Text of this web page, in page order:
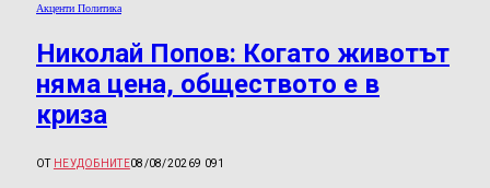
Акценти Политика
Николай Попов: Когато животът
няма цена, обществото е в
криза
ОТ НЕУДОБНИТЕ08/08/20269 091